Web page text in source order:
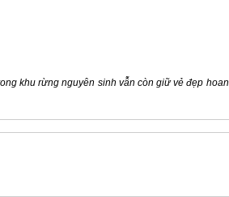
khu rừng nguyên sinh vẫn còn giữ vẻ đẹp